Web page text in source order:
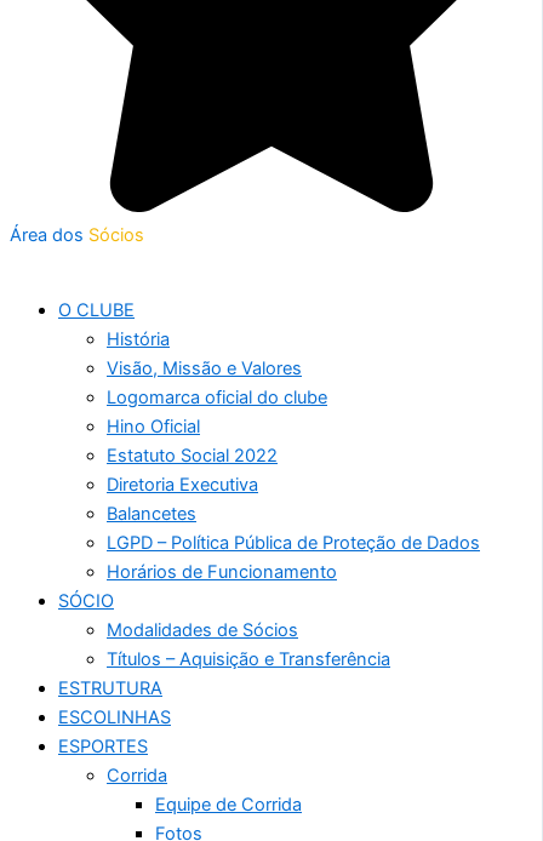
Área dos Sócios
O CLUBE
História
Visão, Missão e Valores
Logomarca oficial do clube
Hino Oficial
Estatuto Social 2022
Diretoria Executiva
Balancetes
LGPD – Política Pública de Proteção de Dados
Horários de Funcionamento
SÓCIO
Modalidades de Sócios
Títulos – Aquisição e Transferência
ESTRUTURA
ESCOLINHAS
ESPORTES
Corrida
Equipe de Corrida
Fotos